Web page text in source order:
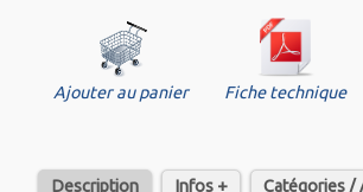
Ajouter au panier Fiche technique
Description Infos + Catégories /